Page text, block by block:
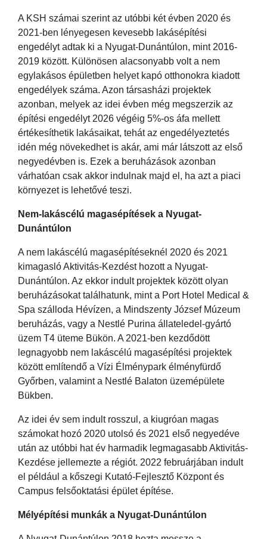
A KSH számai szerint az utóbbi két évben 2020 és
2021-ben lényegesen kevesebb lakásépítési
engedélyt adtak ki a Nyugat-Dunántúlon, mint 2016-
2019 között. Különösen alacsonyabb volt a nem
egylakásos épületben helyet kapó otthonokra kiadott
engedélyek száma. Azon társasházi projektek
azonban, melyek az idei évben még megszerzik az
építési engedélyt 2026 végéig 5%-os áfa mellett
értékesíthetik lakásaikat, tehát az engedélyeztetés
idén még növekedhet is akár, ami már látszott az első
negyedévben is. Ezek a beruházások azonban
várhatóan csak akkor indulnak majd el, ha azt a piaci
környezet is lehetővé teszi.
Nem-lakáscélú magasépítések a Nyugat-
Dunántúlon
A nem lakáscélú magasépítéseknél 2020 és 2021
kimagasló Aktivitás-Kezdést hozott a Nyugat-
Dunántúlon. Az ekkor indult projektek között olyan
beruházásokat találhatunk, mint a Port Hotel Medical &
Spa szálloda Hévízen, a Mindszenty József Múzeum
beruházás, vagy a Nestlé Purina állateledel-gyártó
üzem T4 üteme Bükön. A 2021-ben kezdődött
legnagyobb nem lakáscélú magasépítési projektek
között említendő a Vízi Élménypark élményfürdő
Győrben, valamint a Nestlé Balaton üzemépülete
Bükben.
Az idei év sem indult rosszul, a kiugróan magas
számokat hozó 2020 utolsó és 2021 első negyedéve
után az utóbbi hat év harmadik legmagasabb Aktivitás-
Kezdése jellemezte a régiót. 2022 februárjában indult
el például a kőszegi Kutató-Fejlesztő Központ és
Campus felsőoktatási épület építése.
Mélyépítési munkák a Nyugat-Dunántúlon